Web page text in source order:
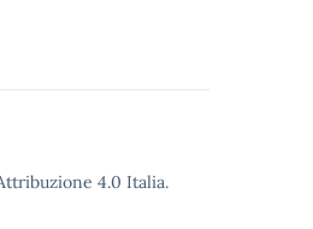
4.0 Italia.